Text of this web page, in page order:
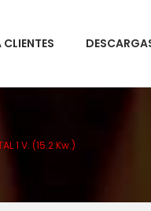
CLIENTES
1 V. (15.2 Kw.)